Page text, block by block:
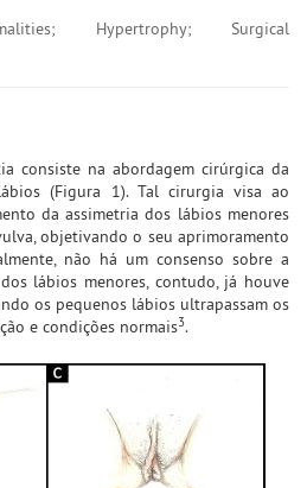
Hypertrophy; Surgical
consiste na abordagem cirúrgica da
(Figura 1). Tal cirurgia visa ao
da assimetria dos lábios menores
objetivando o seu aprimoramento
não há um consenso sobre a
lábios menores, contudo, já houve
os pequenos lábios ultrapassam os
e condições normais3.